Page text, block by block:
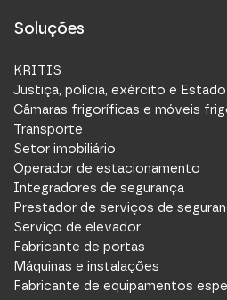
Niederlassung
Steinbach & Vollmann
C/ Tellería 4, Nave Nº 9
20500 Mondragón
Espanha
+34 (0) 943 037 851
a.ayerbe@stuv.es
Soluções
KRITIS
Justiça, polícia, exército e Estado
Câmaras frigoríficas e móveis
Transporte
Setor imobiliário
Operador de estacionamento
Integradores de segurança
Prestador de serviços de
Serviço de elevador
Fabricante de portas
Máquinas e instalações
Fabricante de equipamentos